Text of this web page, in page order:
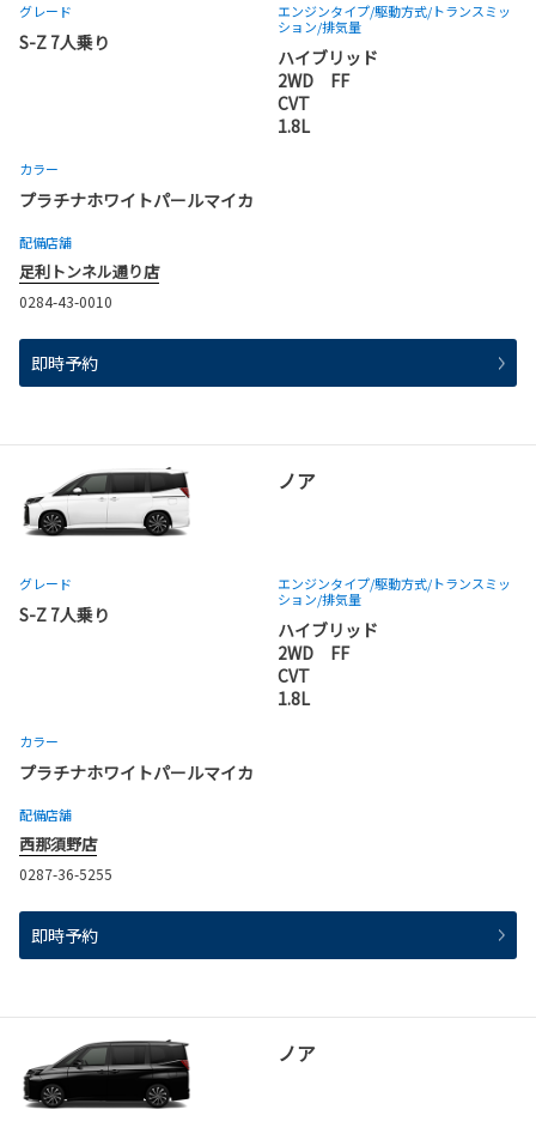
グレード
S-Z 7人乗り
エンジンタイプ/駆動方式/トランスミッ
ション/排気量
ハイブリッド
2WD FF
CVT
1.8L
カラー
プラチナホワイトパールマイカ
配備店舗
足利トンネル通り店
0284-43-0010
即時予約
ノア
グレード
S-Z 7人乗り
エンジンタイプ/駆動方式/トランスミッ
ション/排気量
ハイブリッド
2WD FF
CVT
1.8L
カラー
プラチナホワイトパールマイカ
配備店舗
西那須野店
0287-36-5255
即時予約
ノア